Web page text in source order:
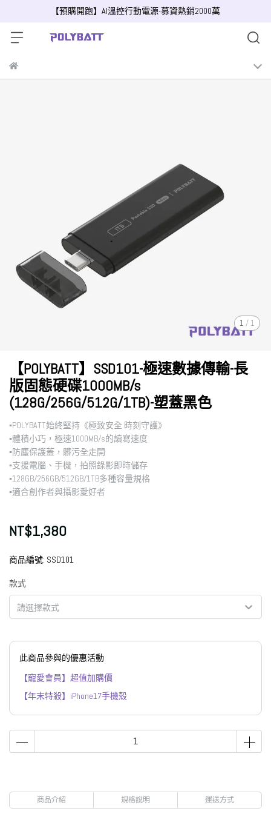
【預購開跑】AI溫控行動電源-募資熱銷2000萬
1 / 1
【POLYBATT】SSD101-極速數據傳輸-長
版固態硬碟1000MB/s
(128G/256G/512G/1TB)-塑蓋黑色
▪︎POLYBATT始終堅持《極致安全 時刻守護》
▪︎體積小巧，極速1000MB/s的讀寫速度
▪︎防塵保護蓋，髒污全走開
▪︎支援電腦、手機，拍照錄影即時儲存
▪︎128GB/256GB/512GB/1TB多種容量規格
▪︎適合創作者與攝影愛好者
NT$1,380
商品編號: SSD101
款式
請選擇款式
此商品參與的優惠活動
【寵愛會員】超值加購價
【年末特殺】iPhone17手機殼
商品介紹 規格說明 運送方式